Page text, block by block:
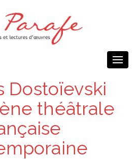
Dostoïevski
théâtrale